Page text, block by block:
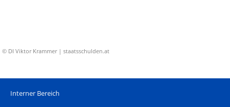
© DI Viktor Krammer | staatsschulden.at
Interner Bereich